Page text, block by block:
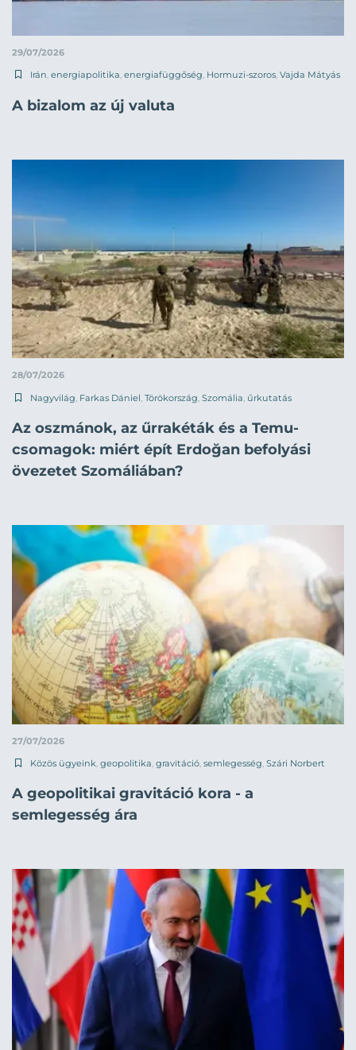
29/07/2026
Irán, energiapolitika, energiafüggőség, Hormuzi-szoros, Vajda Mátyás
A bizalom az új valuta
28/07/2026
Nagyvilág Farkas Dániel Törökország Szomália űrkutatás
Az oszmánok, az űrrakéták és a Temu-
csomagok: miért épít Erdoğan befolyási
övezetet Szomáliában?
27/07/2026
Közös ügyeink geopolitika gravitáció semlegesség Szári Norbert
A geopolitikai gravitáció kora - a
semlegesség ára